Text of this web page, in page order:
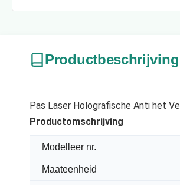
Productbeschrijving
Pas Laser Holografische Anti het
Productomschrijving
Modelleer nr.
Maateenheid